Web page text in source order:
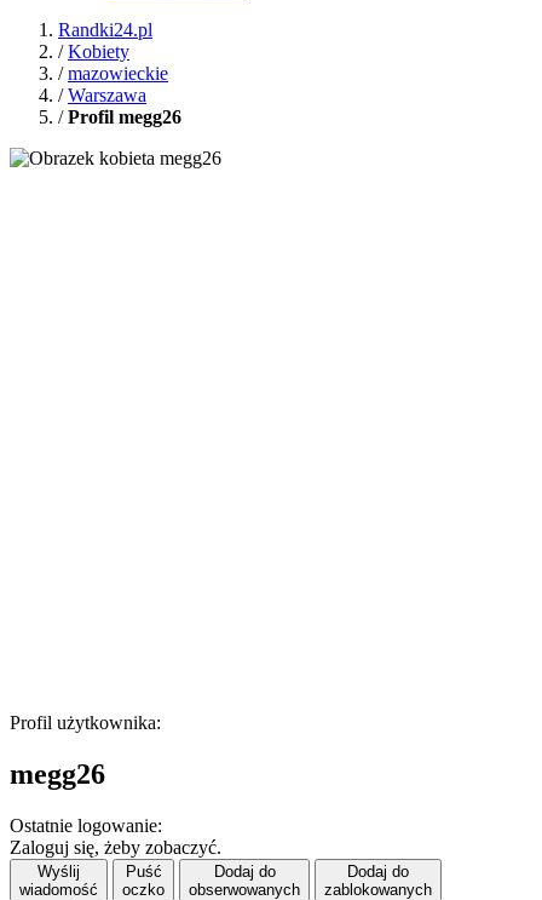
Randki24.pl
/Kobiety
/mazowieckie
/Warszawa
/Profil megg26
Profil użytkownika:
megg26
Ostatnie logowanie:
Zaloguj się, żeby zobaczyć.
Wyślij
wiadomość
Puść
oczko
Dodaj do
obserwowanych
Dodaj do
zablokowanych